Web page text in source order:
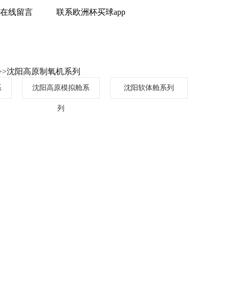
在线留言 联系欧洲杯买球app
沈阳高原制氧机系列
沈阳高原模拟舱系
列
沈阳软体舱系列